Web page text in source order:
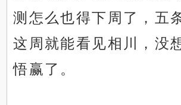
测怎么也得下周了，五
这周就能看见相川，没
悟赢了。